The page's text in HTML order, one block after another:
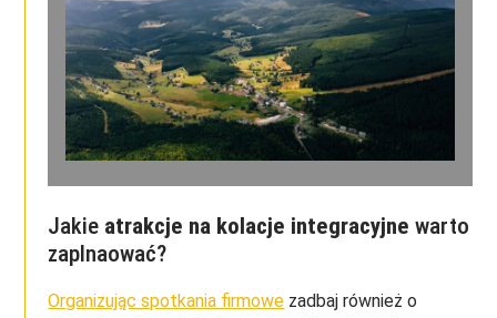
Jakie atrakcje na kolacje integracyjne warto
zaplnaować?
Organizując spotkania firmowe zadbaj również o